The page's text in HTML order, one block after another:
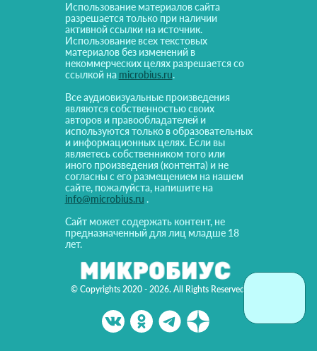
© Copyrights 2020 - 2026. All Rights Reserved!
Использование материалов сайта
разрешается только при наличии
активной ссылки на источник.
Использование всех текстовых
материалов без изменений в
некоммерческих целях разрешается со
ссылкой на microbius.ru.
Все аудиовизуальные произведения
являются собственностью своих
авторов и правообладателей и
используются только в образовательных
и информационных целях. Если вы
являетесь собственником того или
иного произведения (контента) и не
согласны с его размещением на нашем
сайте, пожалуйста, напишите на
info@microbius.ru .
Сайт может содержать контент, не
предназначенный для лиц младше 18
лет.